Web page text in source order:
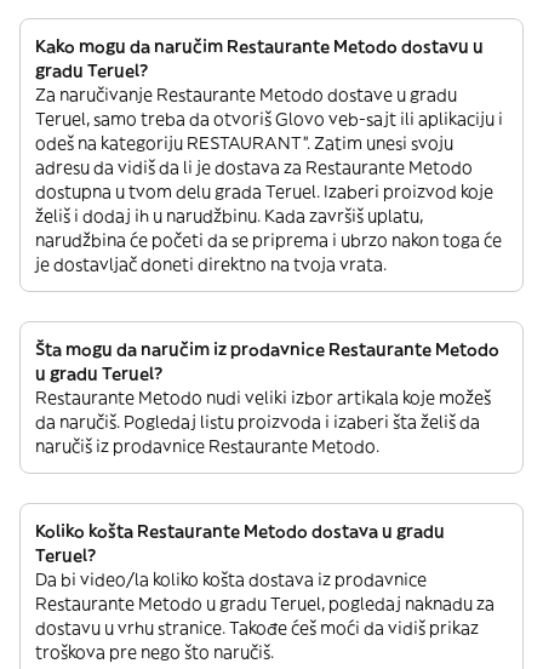
Kako mogu da naručim Restaurante Metodo dostavu u
gradu Teruel?
Za naručivanje Restaurante Metodo dostave u gradu
Teruel, samo treba da otvoriš Glovo veb-sajt ili aplikaciju i
odeš na kategoriju RESTAURANT”. Zatim unesi svoju
adresu da vidiš da li je dostava za Restaurante Metodo
dostupna u tvom delu grada Teruel. Izaberi proizvod koje
želiš i dodaj ih u narudžbinu. Kada završiš uplatu,
narudžbina će početi da se priprema i ubrzo nakon toga će
je dostavljač doneti direktno na tvoja vrata.
Šta mogu da naručim iz prodavnice Restaurante Metodo
u gradu Teruel?
Restaurante Metodo nudi veliki izbor artikala koje možeš
da naručiš. Pogledaj listu proizvoda i izaberi šta želiš da
naručiš iz prodavnice Restaurante Metodo.
Koliko košta Restaurante Metodo dostava u gradu
Teruel?
Da bi video/la koliko košta dostava iz prodavnice
Restaurante Metodo u gradu Teruel, pogledaj naknadu za
dostavu u vrhu stranice. Takođe ćeš moći da vidiš prikaz
troškova pre nego što naručiš.